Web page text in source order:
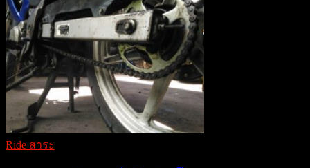
วัน
รับ
สมัคร
RIDE>
LEARN
>
SHARE
ขับขี่
ปลอดภัย
และ
Ride สาระ